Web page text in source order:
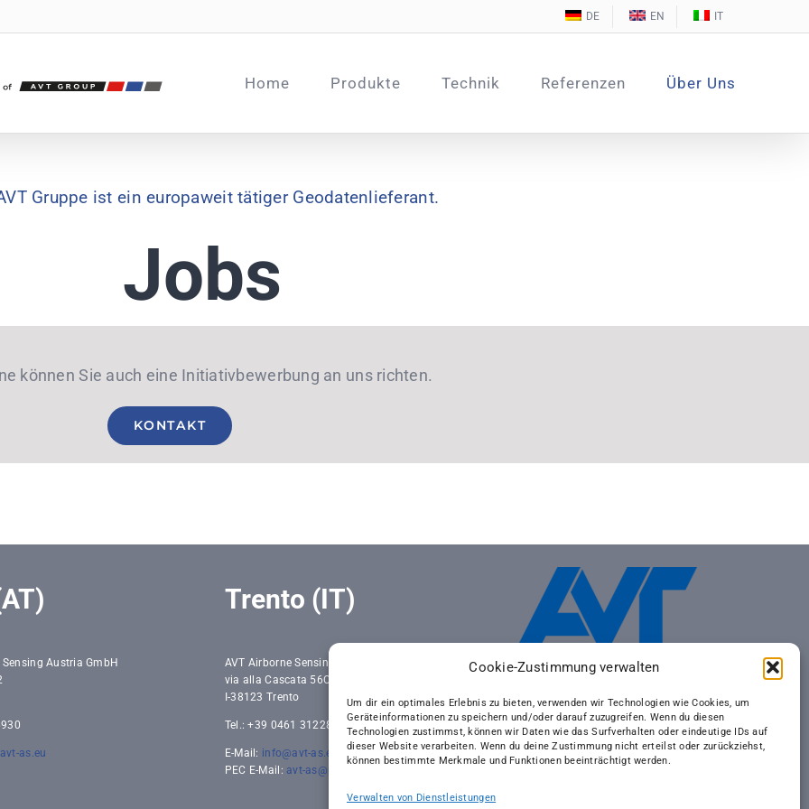
Cookie-Zustimmung verwalten
Um dir ein optimales Erlebnis zu bieten, verwenden wir Technologien wie Cookies, um
Geräteinformationen zu speichern und/oder darauf zuzugreifen. Wenn du diesen
Technologien zustimmst, können wir Daten wie das Surfverhalten oder eindeutige IDs auf
dieser Website verarbeiten. Wenn du deine Zustimmung nicht erteilst oder zurückziehst,
können bestimmte Merkmale und Funktionen beeinträchtigt werden.
Verwalten von Dienstleistungen
DE EN IT
Home Produkte Technik Referenzen Über Uns
Gruppe ist ein europaweit tätiger Geodatenlieferant.
Jobs
können Sie auch eine Initiativbewerbung an uns richten.
KONTAKT
Austria GmbH
as.eu
Trento (IT)
AVT Airborne Sensing Italia srl
via alla Cascata 56C
I-38123 Trento
Tel.: +39 0461 312285
E-Mail: info@avt-as.eu
PEC E-Mail: avt-as@pec-mail.eu